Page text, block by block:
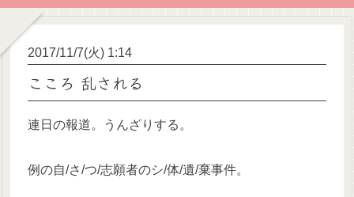
2017/11/7(火) 1:14
こころ 乱される
連日の報道。うんざりする。
例の自/さ/つ/志願者のシ/体/遺/棄事件。